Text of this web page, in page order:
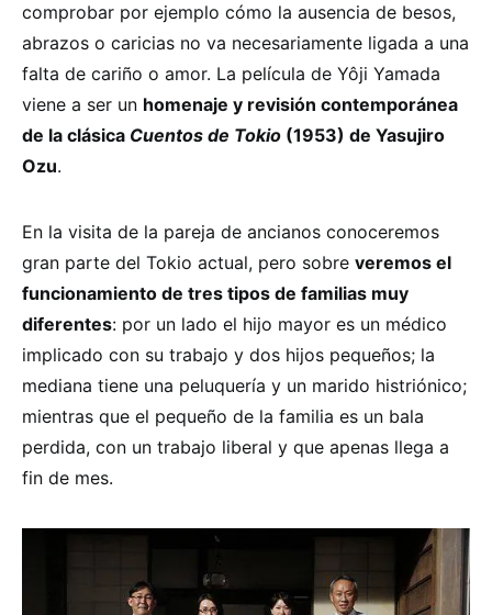
comprobar por ejemplo cómo la ausencia de besos,
abrazos o caricias no va necesariamente ligada a una
falta de cariño o amor. La película de Yôji Yamada
viene a ser un homenaje y revisión contemporánea
de la clásica Cuentos de Tokio (1953) de Yasujiro
Ozu.
En la visita de la pareja de ancianos conoceremos
gran parte del Tokio actual, pero sobre veremos el
funcionamiento de tres tipos de familias muy
diferentes: por un lado el hijo mayor es un médico
implicado con su trabajo y dos hijos pequeños; la
mediana tiene una peluquería y un marido histriónico;
mientras que el pequeño de la familia es un bala
perdida, con un trabajo liberal y que apenas llega a
fin de mes.